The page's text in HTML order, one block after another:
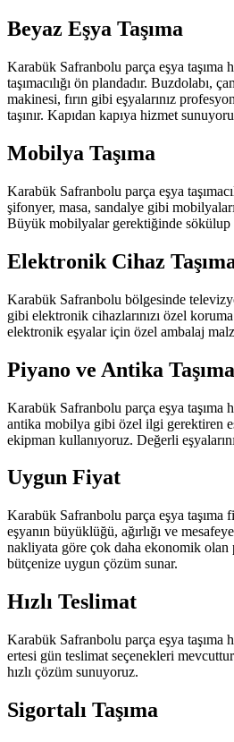
Beyaz Eşya Taşıma
Karabük Safranbolu parça eşya taşıma
taşımacılığı ön plandadır. Buzdolabı,
makinesi, fırın gibi eşyalarınız
taşınır. Kapıdan kapıya hizmet
Mobilya Taşıma
Karabük Safranbolu parça eşya
şifonyer, masa, sandalye gibi
Büyük mobilyalar gerektiğinde sökülup
Elektronik Cihaz
Karabük Safranbolu bölgesinde
gibi elektronik cihazlarınızı özel
elektronik eşyalar için özel ambalaj
Piyano ve Antika Taşıma
Karabük Safranbolu parça eşya taşıma
antika mobilya gibi özel ilgi gerektiren
ekipman kullanıyoruz. Değerli
Uygun Fiyat
Karabük Safranbolu parça eşya taşıma
eşyanın büyüklüğü, ağırlığı ve
nakliyata göre çok daha ekonomik olan
bütçenize uygun çözüm sunar.
Hızlı Teslimat
Karabük Safranbolu parça eşya taşıma
ertesi gün teslimat seçenekleri
hızlı çözüm sunuyoruz.
Sigortalı Taşıma